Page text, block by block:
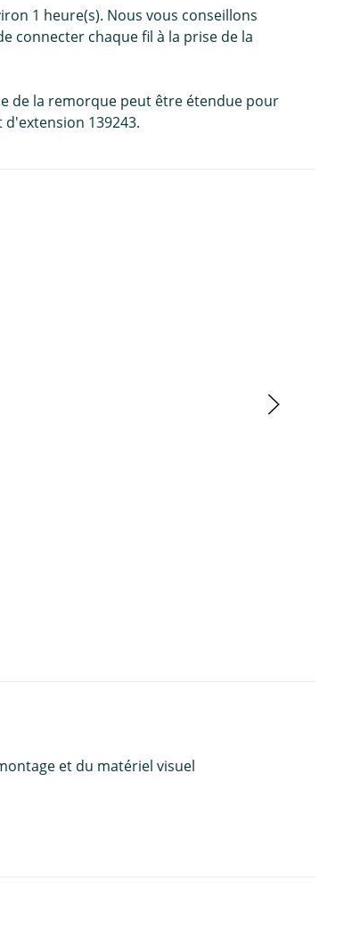
1 heure(s). Nous vous conseillons
connecter chaque fil à la prise de la
de la remorque peut être étendue pour
139243.
et du matériel visuel